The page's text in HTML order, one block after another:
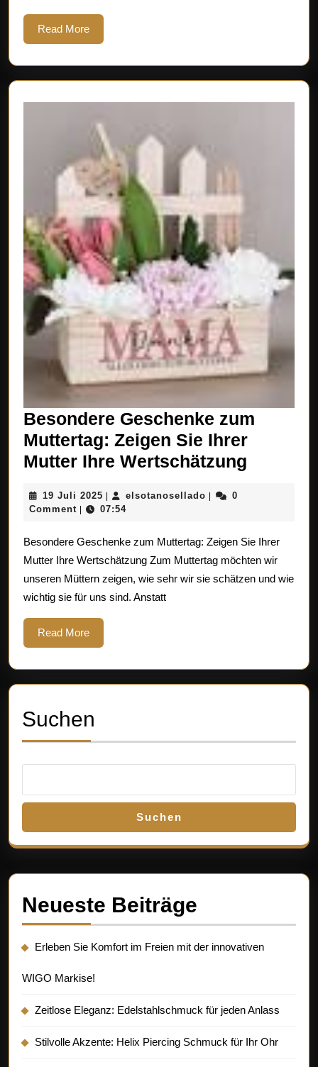
Read MoreRead
More
Besondere Geschenke zum
Muttertag: Zeigen Sie Ihrer
Mutter Ihre Wertschätzung
Zeigen
Sie
Ihrer
19 Juli 2025 19
Juli
elsotanosellado elsotanosellado
0
Comment
07:54
Besondere Geschenke zum Muttertag: Zeigen Sie Ihrer
Mutter Ihre Wertschätzung Zum Muttertag möchten wir
unseren Müttern zeigen, wie sehr wir sie schätzen und wie
wichtig sie für uns sind. Anstatt
Read MoreRead
More
Suchen
Suchen
Neueste Beiträge
Erleben Sie Komfort im Freien mit der innovativen
WIGO Markise!
Zeitlose Eleganz: Edelstahlschmuck für jeden Anlass
Stilvolle Akzente: Helix Piercing Schmuck für Ihr Ohr